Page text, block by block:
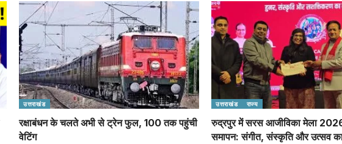
उत्तराखंड
रक्षाबंधन के चलते अभी से ट्रेन फुल, 100 तक पहुंची
वेटिंग
उत्तराखंड राज्य
रुद्रपुर में सरस आजीविका मेला
समापन: संगीत, संस्कृति और उत्सव